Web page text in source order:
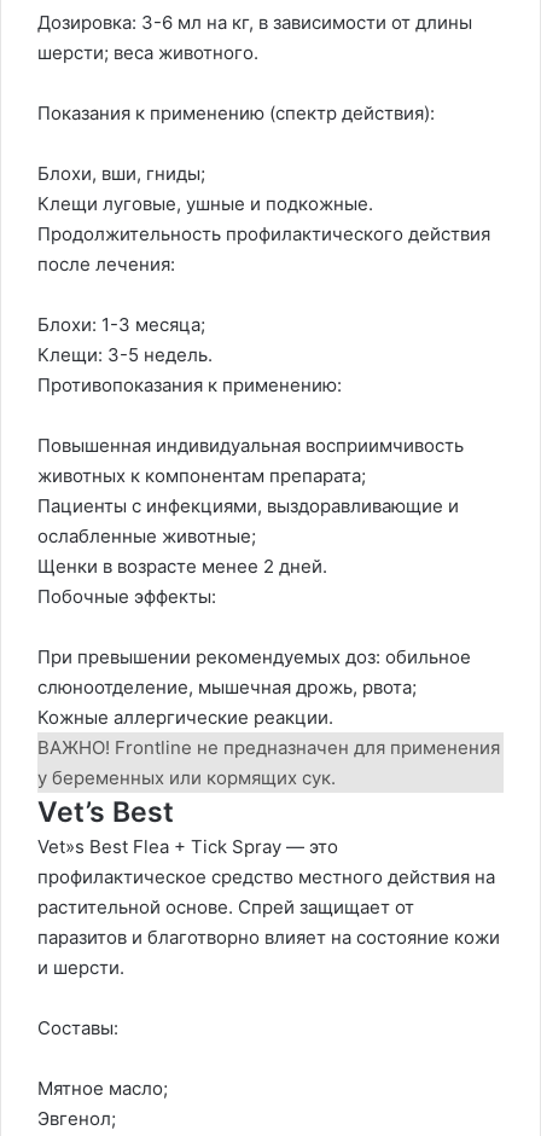
Дозировка: 3-6 мл на кг, в зависимости от длины
шерсти; веса животного.
Показания к применению (спектр действия):
Блохи, вши, гниды;
Клещи луговые, ушные и подкожные.
Продолжительность профилактического действия
после лечения:
Блохи: 1-3 месяца;
Клещи: 3-5 недель.
Противопоказания к применению:
Повышенная индивидуальная восприимчивость
животных к компонентам препарата;
Пациенты с инфекциями, выздоравливающие и
ослабленные животные;
Щенки в возрасте менее 2 дней.
Побочные эффекты:
При превышении рекомендуемых доз: обильное
слюноотделение, мышечная дрожь, рвота;
Кожные аллергические реакции.
ВАЖНО! Frontline не предназначен для применения
у беременных или кормящих сук.
Vet’s Best
Vet»s Best Flea + Tick Spray — это
профилактическое средство местного действия на
растительной основе. Спрей защищает от
паразитов и благотворно влияет на состояние кожи
и шерсти.
Составы:
Мятное масло;
Эвгенол;